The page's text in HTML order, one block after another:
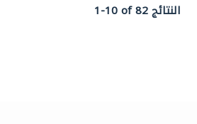
1-10 of 82 النتائج